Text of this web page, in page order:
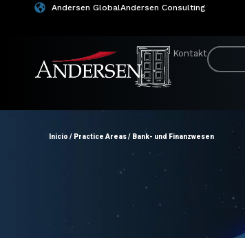
Andersen GlobalAndersen Consulting
Kontakt
Inicio / Practice Areas/ Bank- und Finanzwesen